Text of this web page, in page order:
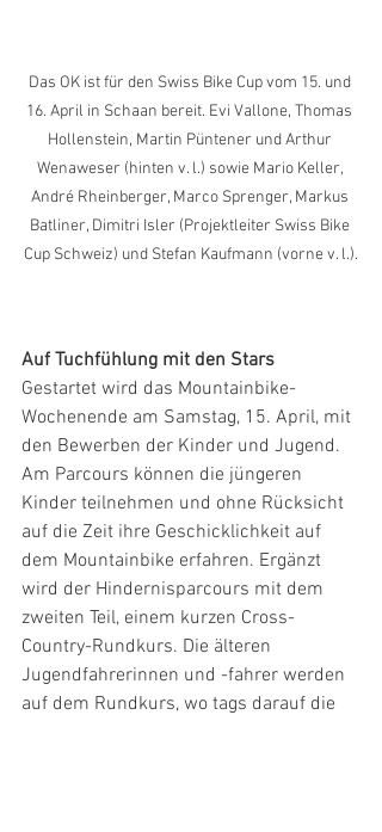
Das OK ist für den Swiss Bike Cup vom 15. und
16. April in Schaan bereit. Evi Vallone, Thomas
Hollenstein, Martin Püntener und Arthur
Wenaweser (hinten v. l.) sowie Mario Keller,
André Rheinberger, Marco Sprenger, Markus
Batliner, Dimitri Isler (Projektleiter Swiss Bike
Cup Schweiz) und Stefan Kaufmann (vorne v. l.).
Auf Tuchfühlung mit den Stars
Gestartet wird das Mountainbike-
Wochenende am Samstag, 15. April, mit
den Bewerben der Kinder und Jugend.
Am Parcours können die jüngeren
Kinder teilnehmen und ohne Rücksicht
auf die Zeit ihre Geschicklichkeit auf
dem Mountainbike erfahren. Ergänzt
wird der Hindernisparcours mit dem
zweiten Teil, einem kurzen Cross-
Country-Rundkurs. Die älteren
Jugendfahrerinnen und -fahrer werden
auf dem Rundkurs, wo tags darauf die